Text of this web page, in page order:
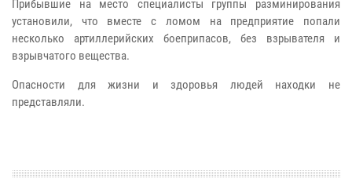
Прибывшие на место специалисты группы разминирования
установили, что вместе с ломом на предприятие попали
несколько артиллерийских боеприпасов, без взрывателя и
взрывчатого вещества.
Опасности для жизни и здоровья людей находки не
представляли.